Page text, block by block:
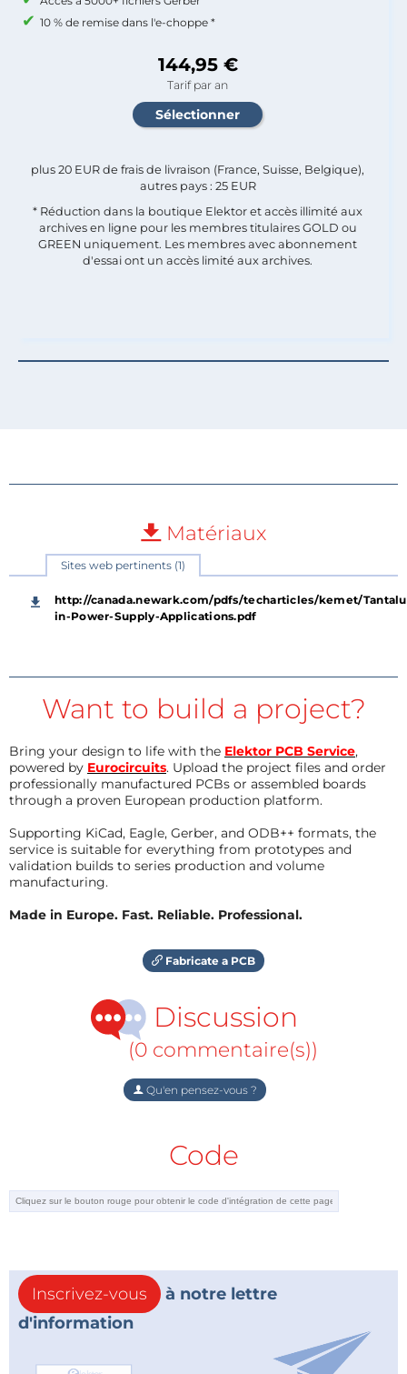
10 % de remise dans l'e-choppe *
144,95 €
Tarif par an
plus 20 EUR de frais de livraison (France, Suisse, Belgique),
autres pays : 25 EUR
* Réduction dans la boutique Elektor et accès illimité aux
archives en ligne pour les membres titulaires GOLD ou
GREEN uniquement. Les membres avec abonnement
d'essai ont un accès limité aux archives.
Matériaux
Sites web pertinents (1)
http://canada.newark.com/pdfs/techarticles/kemet/
in-Power-Supply-Applications.pdf
Want to build a project?
Bring your design to life with the Elektor PCB Service,
powered by Eurocircuits. Upload the project files and order
professionally manufactured PCBs or assembled boards
through a proven European production platform.
Supporting KiCad, Eagle, Gerber, and ODB++ formats, the
service is suitable for everything from prototypes and
validation builds to series production and volume
manufacturing.
Made in Europe. Fast. Reliable. Professional.
Fabricate a PCB
Discussion
(0 commentaire(s))
Qu'en pensez-vous ?
Code
Inscrivez-vous
à notre lettre
d'information